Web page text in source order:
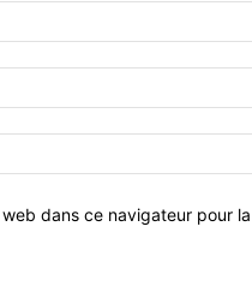
dans ce navigateur pour